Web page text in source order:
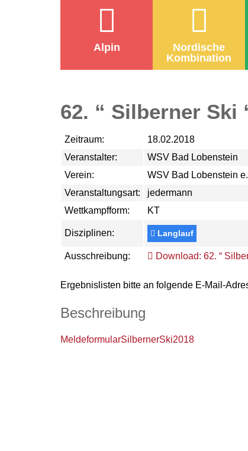
Alpin
Nordische
Kombination
62. “ Silberner Ski
Zeitraum:
18.02.2018
Veranstalter:
WSV Bad Lobenstein
Verein:
WSV Bad Lobenstein
Veranstaltungsart:
jedermann
Wettkampfform:
KT
Disziplinen: Langlauf
Ausschreibung: Download: 62. “
Ergebnislisten bitte an folgende E-Mail-
Beschreibung
MeldeformularSilbernerSki2018